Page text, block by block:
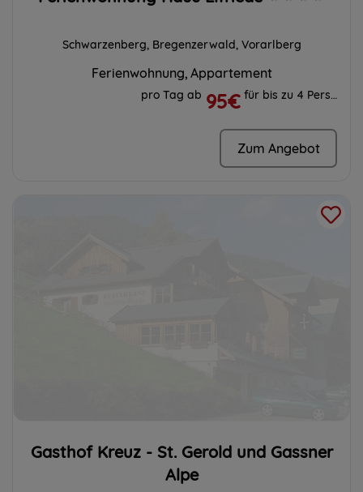
Schwarzenberg, Bregenzerwald, Vorarlberg
Ferienwohnung Appartement
pro Tag ab 95€ für bis zu 4 Personen
Zum Angebot
Gasthof Kreuz - St. Gerold und Gassner
Alpe